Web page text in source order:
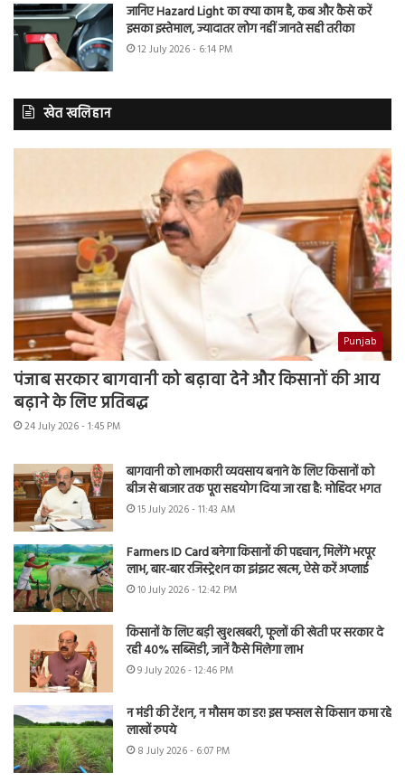
जानिए Hazard Light का क्या काम है, कब और कैसे करें
इसका इस्तेमाल, ज्यादातर लोग नहीं जानते सही तरीका
12 July 2026 - 6:14 PM
खेत खलिहान
Punjab
पंजाब सरकार बागवानी को बढ़ावा देने और किसानों की आय
बढ़ाने के लिए प्रतिबद्ध
24 July 2026 - 1:45 PM
बागवानी को लाभकारी व्यवसाय बनाने के लिए किसानों को
बीज से बाजार तक पूरा सहयोग दिया जा रहा है: मोहिंदर भगत
15 July 2026 - 11:43 AM
Farmers ID Card बनेगा किसानों की पहचान, मिलेंगे भरपूर
लाभ, बार-बार रजिस्ट्रेशन का झंझट खत्म, ऐसे करें अप्लाई
10 July 2026 - 12:42 PM
किसानों के लिए बड़ी खुशखबरी, फूलों की खेती पर सरकार दे
रही 40% सब्सिडी, जानें कैसे मिलेगा लाभ
9 July 2026 - 12:46 PM
न मंडी की टेंशन, न मौसम का डर! इस फसल से किसान कमा रहे
लाखों रुपये
8 July 2026 - 6:07 PM